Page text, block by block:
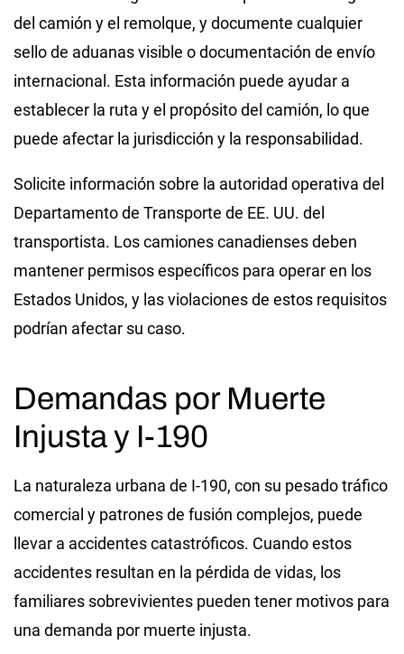
del camión y el remolque, y documente cualquier
sello de aduanas visible o documentación de envío
internacional. Esta información puede ayudar a
establecer la ruta y el propósito del camión, lo que
puede afectar la jurisdicción y la responsabilidad.
Solicite información sobre la autoridad operativa del
Departamento de Transporte de EE. UU. del
transportista. Los camiones canadienses deben
mantener permisos específicos para operar en los
Estados Unidos, y las violaciones de estos requisitos
podrían afectar su caso.
Demandas por Muerte
Injusta y I-190
La naturaleza urbana de I-190, con su pesado tráfico
comercial y patrones de fusión complejos, puede
llevar a accidentes catastróficos. Cuando estos
accidentes resultan en la pérdida de vidas, los
familiares sobrevivientes pueden tener motivos para
una demanda por muerte injusta.